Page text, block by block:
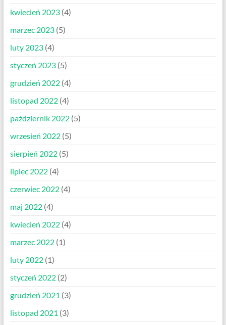
kwiecień 2023(4)
marzec 2023(5)
luty 2023(4)
styczeń 2023(5)
grudzień 2022(4)
listopad 2022(4)
październik 2022(5)
wrzesień 2022(5)
sierpień 2022(5)
lipiec 2022(4)
czerwiec 2022(4)
maj 2022(4)
kwiecień 2022(4)
marzec 2022(1)
luty 2022(1)
styczeń 2022(2)
grudzień 2021 (3)
listopad 2021 (3)